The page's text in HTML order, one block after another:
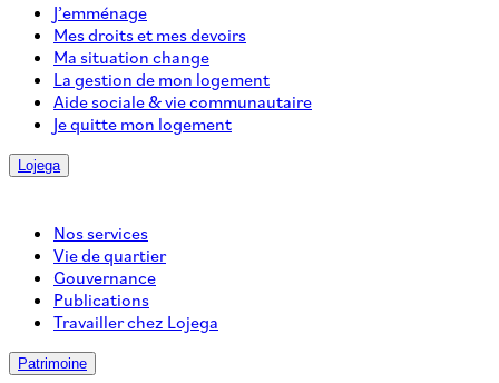
J’emménage
Mes droits et mes devoirs
Ma situation change
La gestion de mon logement
Aide sociale & vie communautaire
Je quitte mon logement
Lojega
Nos services
Vie de quartier
Gouvernance
Publications
Travailler chez Lojega
Patrimoine